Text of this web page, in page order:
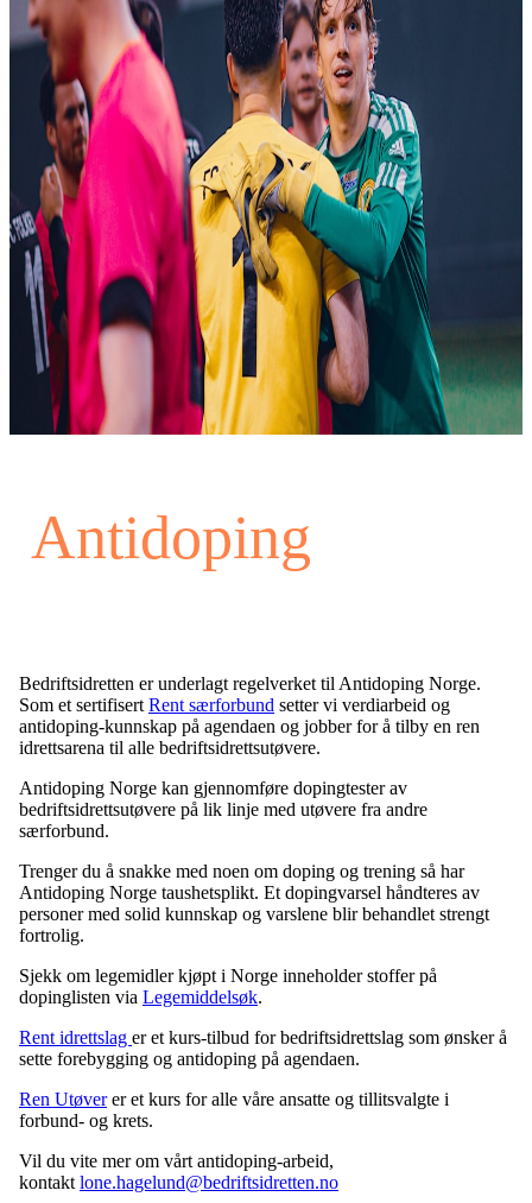
Antidoping
Bedriftsidretten er underlagt regelverket til Antidoping Norge.
Som et sertifisert Rent særforbund setter vi verdiarbeid og
antidoping-kunnskap på agendaen og jobber for å tilby en ren
idrettsarena til alle bedriftsidrettsutøvere.
Antidoping Norge kan gjennomføre dopingtester av
bedriftsidrettsutøvere på lik linje med utøvere fra andre
særforbund.
Trenger du å snakke med noen om doping og trening så har
Antidoping Norge taushetsplikt. Et dopingvarsel håndteres av
personer med solid kunnskap og varslene blir behandlet strengt
fortrolig.
Sjekk om legemidler kjøpt i Norge inneholder stoffer på
dopinglisten via Legemiddelsøk.
Rent idrettslag er et kurs-tilbud for bedriftsidrettslag som ønsker å
sette forebygging og antidoping på agendaen.
Ren Utøverer et kurs for alle våre ansatte og tillitsvalgte i
forbund- og krets.
Vil du vite mer om vårt antidoping-arbeid,
kontakt lone.hagelund@bedriftsidretten.no